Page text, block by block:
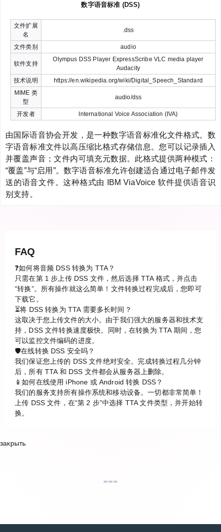
数字语音标准 (DSS)
文件扩展
名
.dss
文件类别 audio
软件支持
Olympus DSS Player ExpressScribe VLC media player
Audacity
技术说明
https://en.wikipedia.org/wiki/Digital_Speech_Standard
MIME 类
型
audio/dss
开发者 International Voice Association (IVA)
由国际语音协会开发，是一种数字语音标准化文件格式。数
字语音标准文件以高压缩比格式存储信息。您可以记录插入
并覆盖声音；文件内可填充元数据。此格式提供两种模式：
“覆盖”与“启用”。数字语音标准允许创建适合通过电子邮件发
送的语音文件。这种格式由 IBM ViaVoice 软件提供语音识
别支持。
FAQ
❓如何将音频 DSS 转换为 TTA？
只需在第 1 步上传 DSS 文件，然后选择 TTA 格式，并点击
“转换”。所有操作就这么简单！文件转换过程完成后，您即可
下载它。
⏳将 DSS 转换为 TTA 需要多长时间？
这取决于您上传文件的大小。由于我们强大的服务器和技术支
持，DSS 文件转换速度极快。同时，在转换为 TTA 期间，您
可以监控文件编码的进度。
🛡️在线转换 DSS 安全吗？
我们保证您上传的 DSS 文件绝对安全。完成转换过程几分钟
后，所有 TTA 和 DSS 文件都会从服务器上删除。
📱如何在线使用 iPhone 或 Android 转换 DSS？
我们的服务支持所有操作系统和移动设备。一切都非常简单！
上传 DSS 文件，在“第 2 步”中选择 TTA 文件类型，并开始转
换。
закрыть